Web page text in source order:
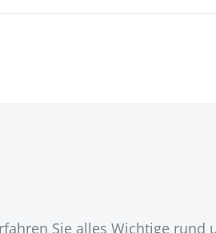
Sie alles Wichtige rund